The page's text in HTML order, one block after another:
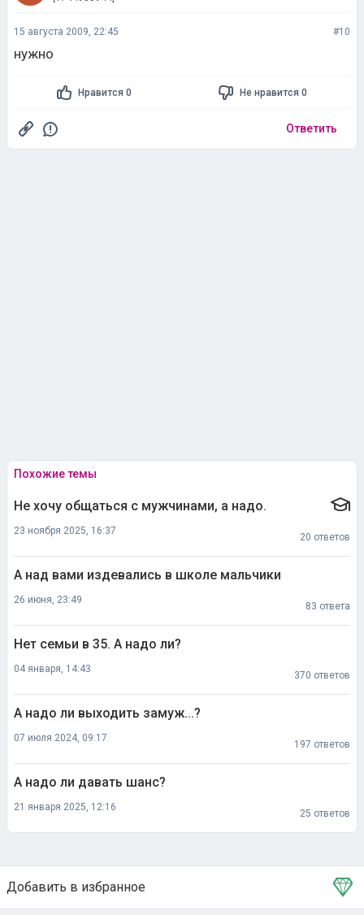
15 августа 2009, 22:45 #10
нужно
Нравится 0 Не нравится 0
Ответить
Похожие темы
Не хочу общаться с мужчинами, а надо.
23 ноября 2025, 16:37
20 ответов
А над вами издевались в школе мальчики
26 июня, 23:49
83 ответа
Нет семьи в 35. А надо ли?
04 января, 14:43
370 ответов
А надо ли выходить замуж...?
07 июля 2024, 09:17
197 ответов
А надо ли давать шанс?
21 января 2025, 12:16
25 ответов
Добавить в избранное
Тема в избранном